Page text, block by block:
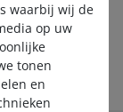
waarbij wij de
op uw
tonen
en